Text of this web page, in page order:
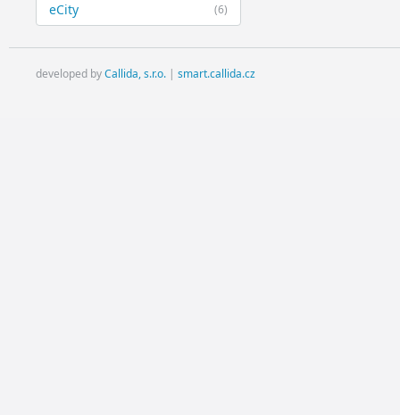
(6)
eCity
developed byCallida, s.r.o.| smart.callida.cz